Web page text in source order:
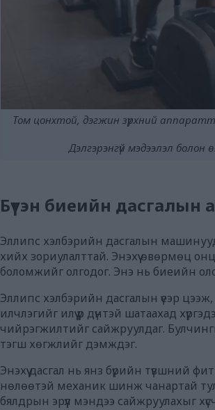
Том цонхтой, дэгжин зүрхний
Дэлгэрэнгүй мэдээлэл
Бүтэн биеийн дасгалын
Эллипс хэлбэрийн дасгалын
хийх зориулалттай. Энэхүү өвөрмөц
боломжийг олгодог. Энэ нь биеийн
Эллипс хэлбэрийн дасгалын үеэр
илчлэгийг илүү үр дүнтэй шатаахад
чийрэгжилтийг сайжруулдаг.
тэгш хөгжлийг дэмждэг.
Энэхүү дасгал нь янз бүрийн түвшний
нөлөөтэй механик шинж чанартай
бялдрын эрүүл мэндээ сайжруулахыг